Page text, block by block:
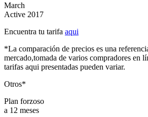
March
Active 2017
Encuentra tu tarifa aqui
*La comparación de precios es una
mercado,tomada de varios compradores en
tarifas aqui presentadas pueden variar.
Otros*
Plan forzoso
a 12 meses